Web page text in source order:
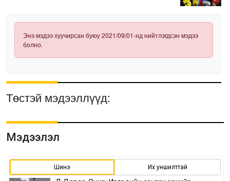
Энэ мэдээ хуучирсан буюу 2021/09/01-нд нийтлэгдсэн мэдээ
болно.
Төстэй мэдээллүүд:
Мэдээлэл
Шинэ Их уншилттай